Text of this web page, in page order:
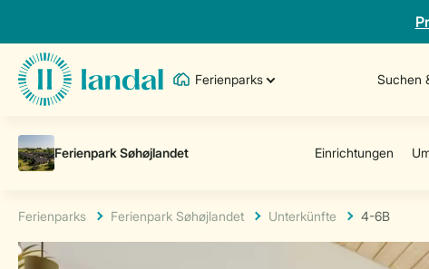
Ferienparks Suchen
Ferienparks Ferienpark Søhøjlandet Unterkünfte 4-6B